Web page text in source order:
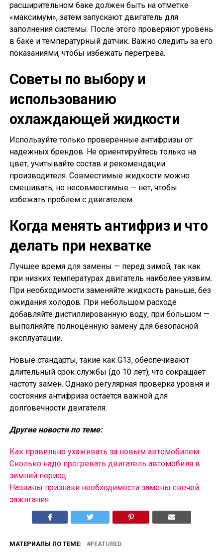
расширительном баке должен быть на отметке
«максимум», затем запускают двигатель для
заполнения системы. После этого проверяют уровень
в баке и температурный датчик. Важно следить за его
показаниями, чтобы избежать перегрева.
Советы по выбору и
использованию
охлаждающей жидкости
Используйте только проверенные антифризы от
надежных брендов. Не ориентируйтесь только на
цвет, учитывайте состав и рекомендации
производителя. Совместимые жидкости можно
смешивать, но несовместимые — нет, чтобы
избежать проблем с двигателем.
Когда менять антифриз и что
делать при нехватке
Лучшее время для замены — перед зимой, так как
при низких температурах двигатель наиболее уязвим.
При необходимости заменяйте жидкость раньше, без
ожидания холодов. При небольшом расходе
добавляйте дистиллированную воду, при большом —
выполняйте полноценную замену для безопасной
эксплуатации.
Новые стандарты, такие как G13, обеспечивают
длительный срок службы (до 10 лет), что сокращает
частоту замен. Однако регулярная проверка уровня и
состояния антифриза остается важной для
долговечности двигателя.
Другие новости по теме:
Как правильно ухаживать за новым автомобилем
Сколько надо прогревать двигатель автомобиля в
зимний период
Названы признаки необходимости замены свечей
зажигания
МАТЕРИАЛЫ ПО ТЕМЕ: FEATURED